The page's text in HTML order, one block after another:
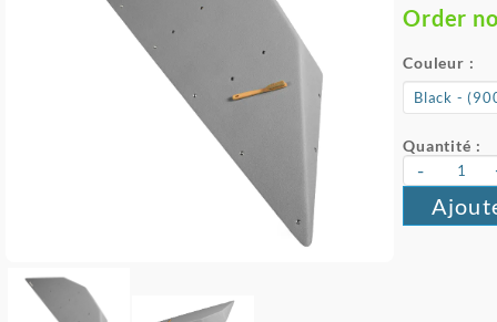
Order
Couleur :
Quantité :
-